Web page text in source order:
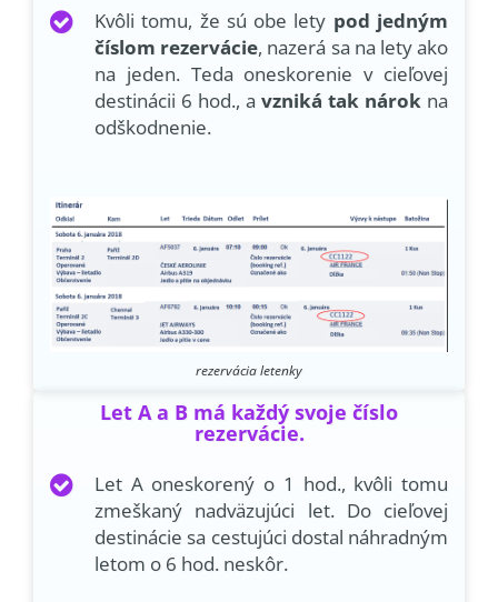
Kvôli tomu, že sú obe lety pod jedným
číslom rezervácie, nazerá sa na lety ako
na jeden. Teda oneskorenie v cieľovej
destinácii 6 hod., a vzniká tak nárok na
odškodnenie.
rezervácia letenky
Let A a B má každý svoje číslo
rezervácie.
Let A oneskorený o 1 hod., kvôli tomu
zmeškaný nadväzujúci let. Do cieľovej
destinácie sa cestujúci dostal náhradným
letom o 6 hod. neskôr.